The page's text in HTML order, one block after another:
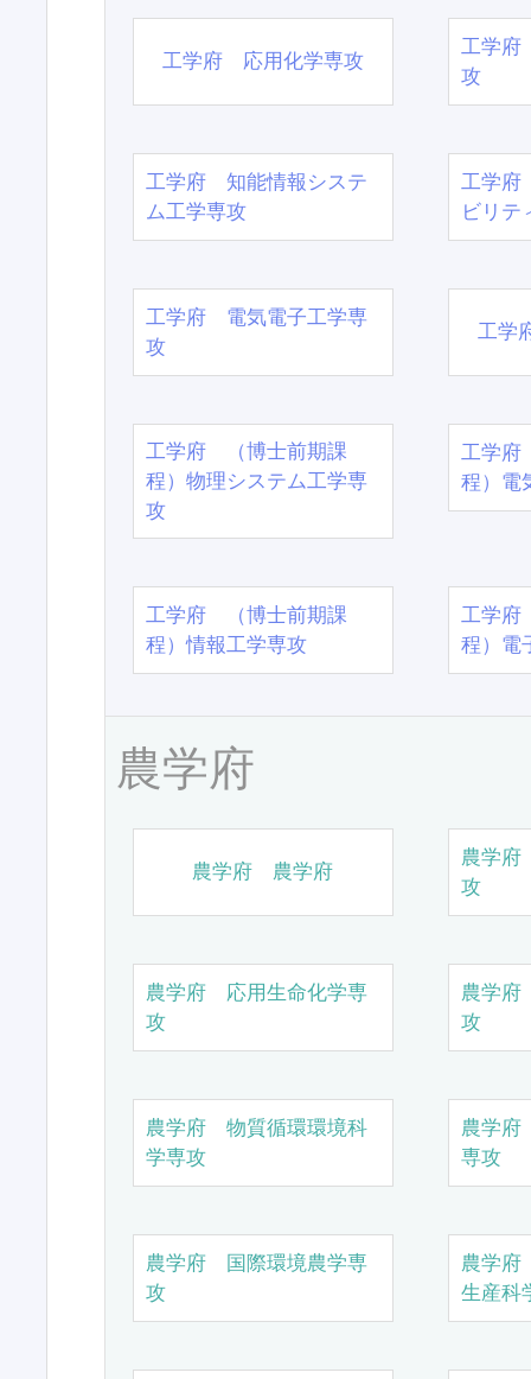
工学府 応用化学専攻
工学府
攻
工学府 知能情報システ
ム工学専攻
工学府
ビリテ
工学府 電気電子工学専
攻
工学
工学府 （博士前期課
程）物理システム工学専
攻
工学
程）電
工学府 （博士前期課
程）情報工学専攻
工学
程）電
農学府
農学府 農学府
農学
攻
農学府 応用生命化学専
攻
農学
攻
農学府 物質循環環境科
学専攻
農学
専攻
農学府 国際環境農学専
攻
農学
生産科